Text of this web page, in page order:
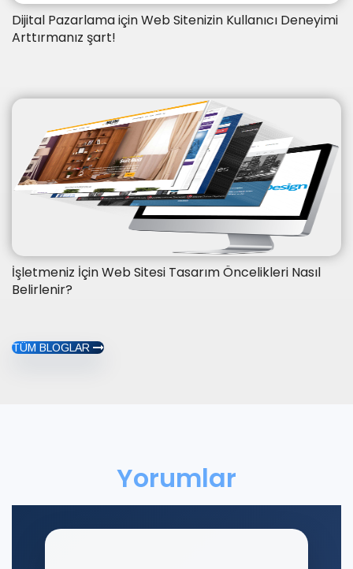
Dijital Pazarlama için Web Sitenizin Kullanıcı Deneyimi
Arttırmanız şart!
İşletmeniz İçin Web Sitesi Tasarım Öncelikleri Nasıl
Belirlenir?
TÜM BLOGLAR
Yorumlar